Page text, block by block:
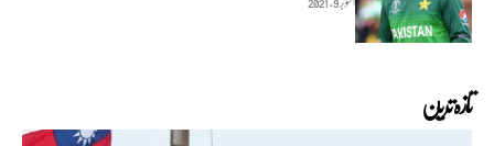
تازہ ترین